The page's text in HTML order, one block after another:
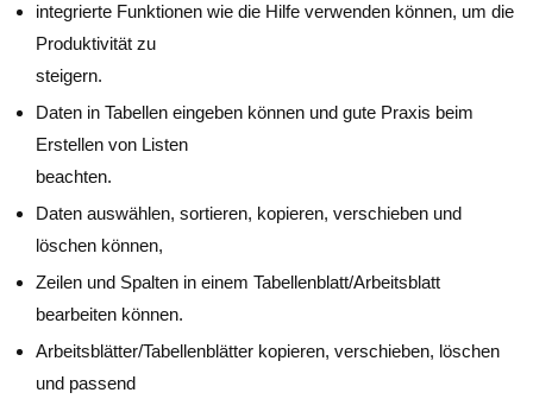
integrierte Funktionen wie die Hilfe verwenden können, um die
Produktivität zu
steigern.
Daten in Tabellen eingeben können und gute Praxis beim
Erstellen von Listen
beachten.
Daten auswählen, sortieren, kopieren, verschieben und
löschen können,
Zeilen und Spalten in einem Tabellenblatt/Arbeitsblatt
bearbeiten können.
Arbeitsblätter/Tabellenblätter kopieren, verschieben, löschen
und passend